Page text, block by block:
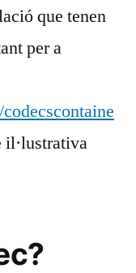
que tenen
per a
il·lustrativa